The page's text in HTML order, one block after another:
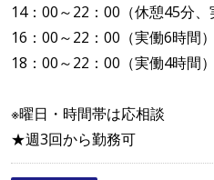
14：00～22：00（休憩45分、
16：00～22：00（実働6時間）
18：00～22：00（実働4時間）
※曜日・時間帯は応相談
★週3回から勤務可